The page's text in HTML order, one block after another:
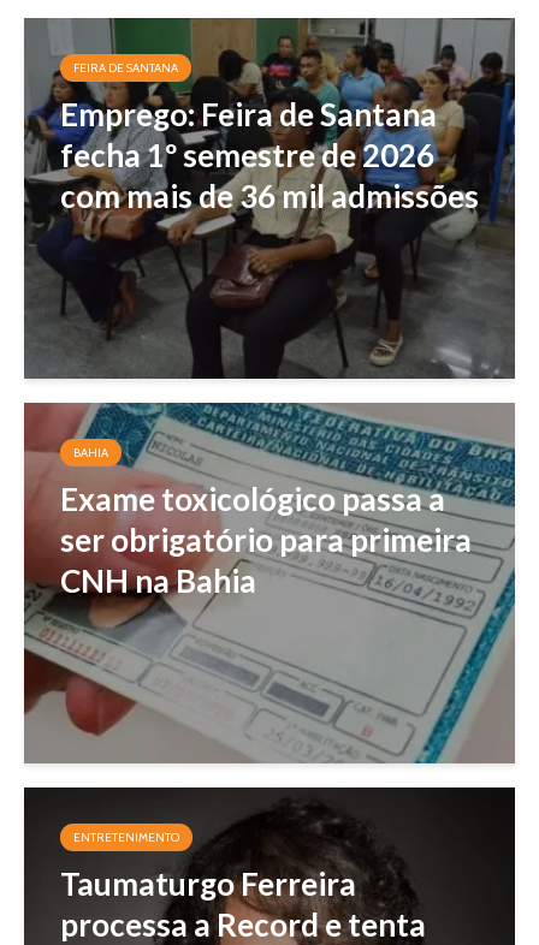
FEIRA DE SANTANA
Emprego: Feira de Santana
fecha 1º semestre de 2026
com mais de 36 mil admissões
BAHIA
Exame toxicológico passa a
ser obrigatório para primeira
CNH na Bahia
ENTRETENIMENTO
Taumaturgo Ferreira
processa a Record e tenta